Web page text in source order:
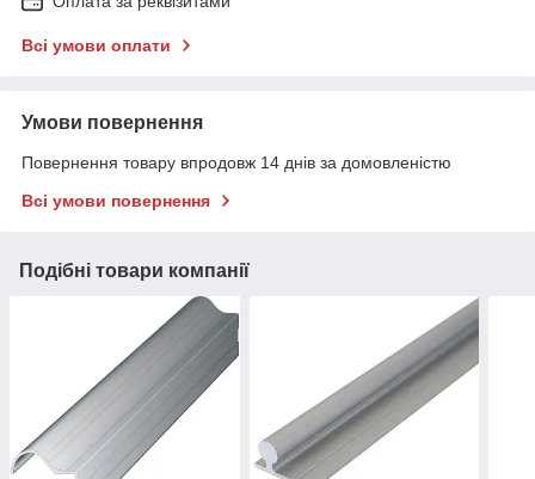
Всі умови оплати
Умови повернення
Повернення товару впродовж 14 днів за домовленістю
Всі умови повернення
Подібні товари компанії